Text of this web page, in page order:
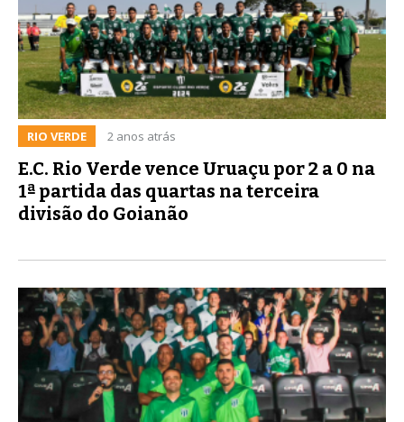
RIO VERDE 2 anos atrás
E.C. Rio Verde vence Uruaçu por 2 a 0 na
1ª partida das quartas na terceira
divisão do Goianão